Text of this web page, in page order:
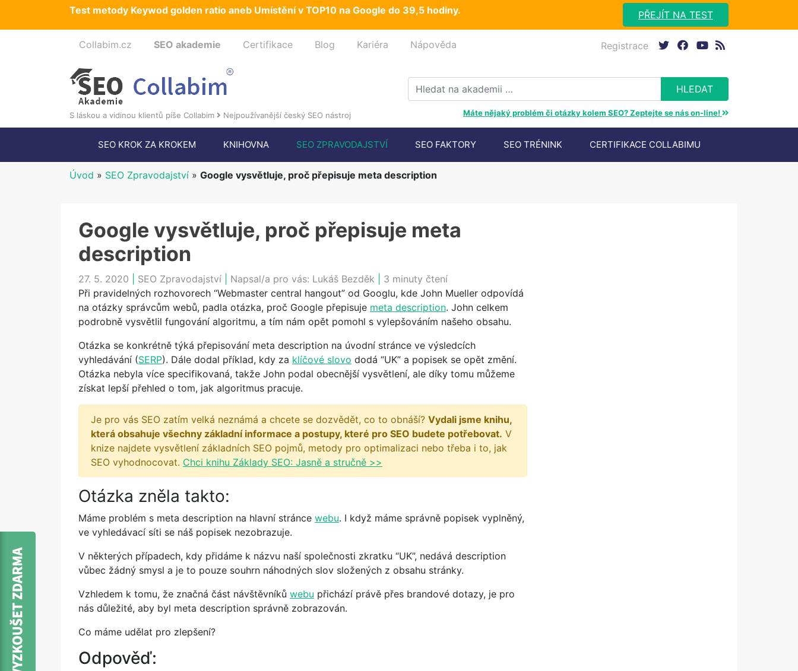
Test metody Keywod golden ratio aneb Umístění v TOP10 na Google do 39,5 hodiny. PŘEJÍT NA TEST
Collabim.cz SEO akademie Certifikace Blog Kariéra Nápověda
Registrace
S láskou a vidinou klientů píše Collabim Nejpoužívanější český SEO nástroj Máte nějaký problém či otázky kolem SEO? Zeptejte se nás on-line!
SEO KROK ZA KROKEM KNIHOVNA SEO ZPRAVODAJSTVÍ SEO FAKTORY SEO TRÉNINK CERTIFIKACE COLLABIMU
Úvod » SEO Zpravodajství » Google vysvětluje, proč přepisuje meta description
Google vysvětluje, proč přepisuje meta
description
27. 5. 2020 SEO Zpravodajství Napsal/a pro vás: Lukáš Bezděk
3 minuty čtení
Při pravidelných rozhovorech “Webmaster central hangout” od Googlu, kde John Mueller odpovídá
na otázky správcům webů, padla otázka, proč Google přepisuje meta description. John celkem
podrobně vysvětlil fungování algoritmu, a tím nám opět pomohl s vylepšováním našeho obsahu.
Otázka se konkrétně týká přepisování meta description na úvodní stránce ve výsledcích
vyhledávání (SERP). Dále dodal příklad, kdy za klíčové slovo dodá “UK” a popisek se opět změní.
Otázka nebyla více specifikovaná, takže John podal obecnější vysvětlení, ale díky tomu můžeme
získat lepší přehled o tom, jak algoritmus pracuje.
Je pro vás SEO zatím velká neznámá a chcete se dozvědět, co to obnáší? Vydali jsme knihu,
která obsahuje všechny základní informace a postupy, které pro SEO budete potřebovat. V
knize najdete vysvětlení základních SEO pojmů, metody pro optimalizaci nebo třeba i to, jak
SEO vyhodnocovat. Chci knihu Základy SEO: Jasně a stručně >>
Otázka zněla takto:
Máme problém s meta description na hlavní stránce webu. I když máme správně popisek vyplněný,
ve vyhledávací síti se náš popisek nezobrazuje.
V některých případech, kdy přidáme k názvu naší společnosti zkratku “UK”, nedává description
vůbec žádný smysl a je to pouze souhrn náhodných slov složených z obsahu stránky.
Vzhledem k tomu, že značná část návštěvníků webu přichází právě přes brandové dotazy, je pro
nás důležité, aby byl meta description správně zobrazován.
Co máme udělat pro zlepšení?
Odpověď: